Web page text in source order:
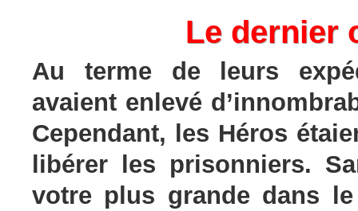
Le dernier
Au terme de leurs
avaient enlevé
Cependant, les Héros
libérer les prisonniers.
votre plus grande dans